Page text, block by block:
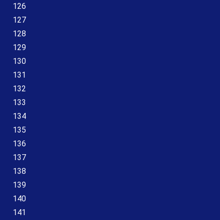
126
127
128
129
130
131
132
133
134
135
136
137
138
139
140
141